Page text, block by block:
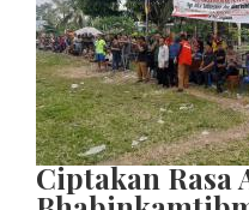
Ciptakan Rasa